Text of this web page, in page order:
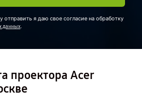
отправить я даю свое согласие на обработку
данных.
проектора Acer